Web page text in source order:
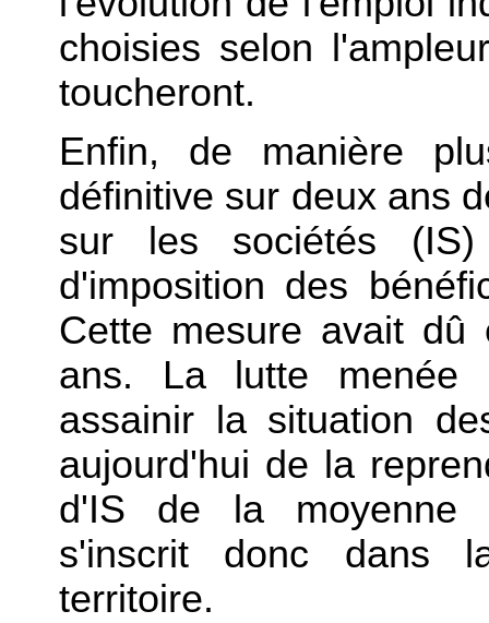
choisies selon
toucheront.
Enfin, de manière
définitive sur deux ans
sur les sociétés
d'imposition des
Cette mesure avait
ans. La lutte menée
assainir la situation
aujourd'hui de la
d'IS de la moyenne
s'inscrit donc dans
territoire.